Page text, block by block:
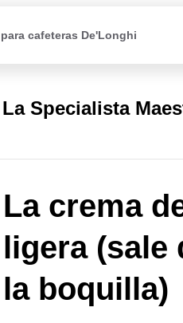
cafeteras De'Longhi
La Specialista
La crema
ligera (sale
la boquilla)